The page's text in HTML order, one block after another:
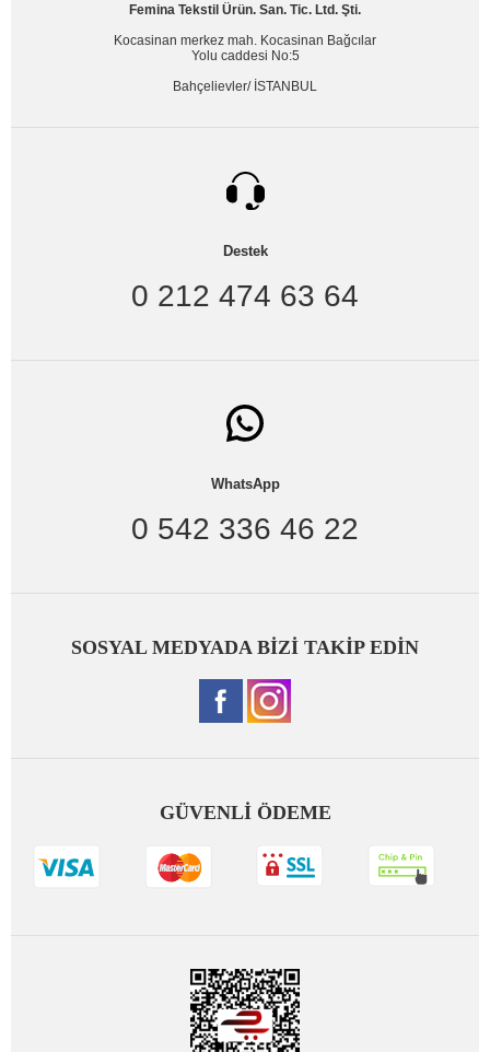
Femina Tekstil Ürün. San. Tic. Ltd. Şti.
Kocasinan merkez mah. Kocasinan Bağcılar
Yolu caddesi No:5
Bahçelievler/ İSTANBUL
Destek
0 212 474 63 64
WhatsApp
0 542 336 46 22
SOSYAL MEDYADA BİZİ TAKİP EDİN
GÜVENLİ ÖDEME